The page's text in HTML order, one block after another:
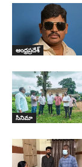
ఆంధ్రప్రదేశ్
సినిమా